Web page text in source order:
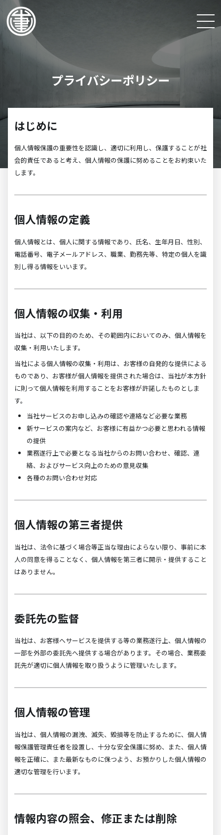
プライバシーポリシー
はじめに
個人情報保護の重要性を認識し、適切に利用し、保護することが社
会的責任であると考え、個人情報の保護に努めることをお約束いた
します。
個人情報の定義
個人情報とは、個人に関する情報であり、氏名、生年月日、性別、
電話番号、電子メールアドレス、職業、勤務先等、特定の個人を識
別し得る情報をいいます。
個人情報の収集・利用
当社は、以下の目的のため、その範囲内においてのみ、個人情報を
収集・利用いたします。
当社による個人情報の収集・利用は、お客様の自発的な提供による
ものであり、お客様が個人情報を提供された場合は、当社が本方針
に則って個人情報を利用することをお客様が許諾したものとしま
す。
当社サービスのお申し込みの確認や連絡など必要な業務
新サービスの案内など、お客様に有益かつ必要と思われる情報
の提供
業務遂行上で必要となる当社からのお問い合わせ、確認、連
絡、およびサービス向上のための意見収集
各種のお問い合わせ対応
個人情報の第三者提供
当社は、法令に基づく場合等正当な理由によらない限り、事前に本
人の同意を得ることなく、個人情報を第三者に開示・提供すること
はありません。
委託先の監督
当社は、お客様へサービスを提供する等の業務遂行上、個人情報の
一部を外部の委託先へ提供する場合があります。その場合、業務委
託先が適切に個人情報を取り扱うように管理いたします。
個人情報の管理
当社は、個人情報の漏洩、滅失、毀損等を防止するために、個人情
報保護管理責任者を設置し、十分な安全保護に努め、また、個人情
報を正確に、また最新なものに保つよう、お預かりした個人情報の
適切な管理を行います。
情報内容の照会、修正または削除